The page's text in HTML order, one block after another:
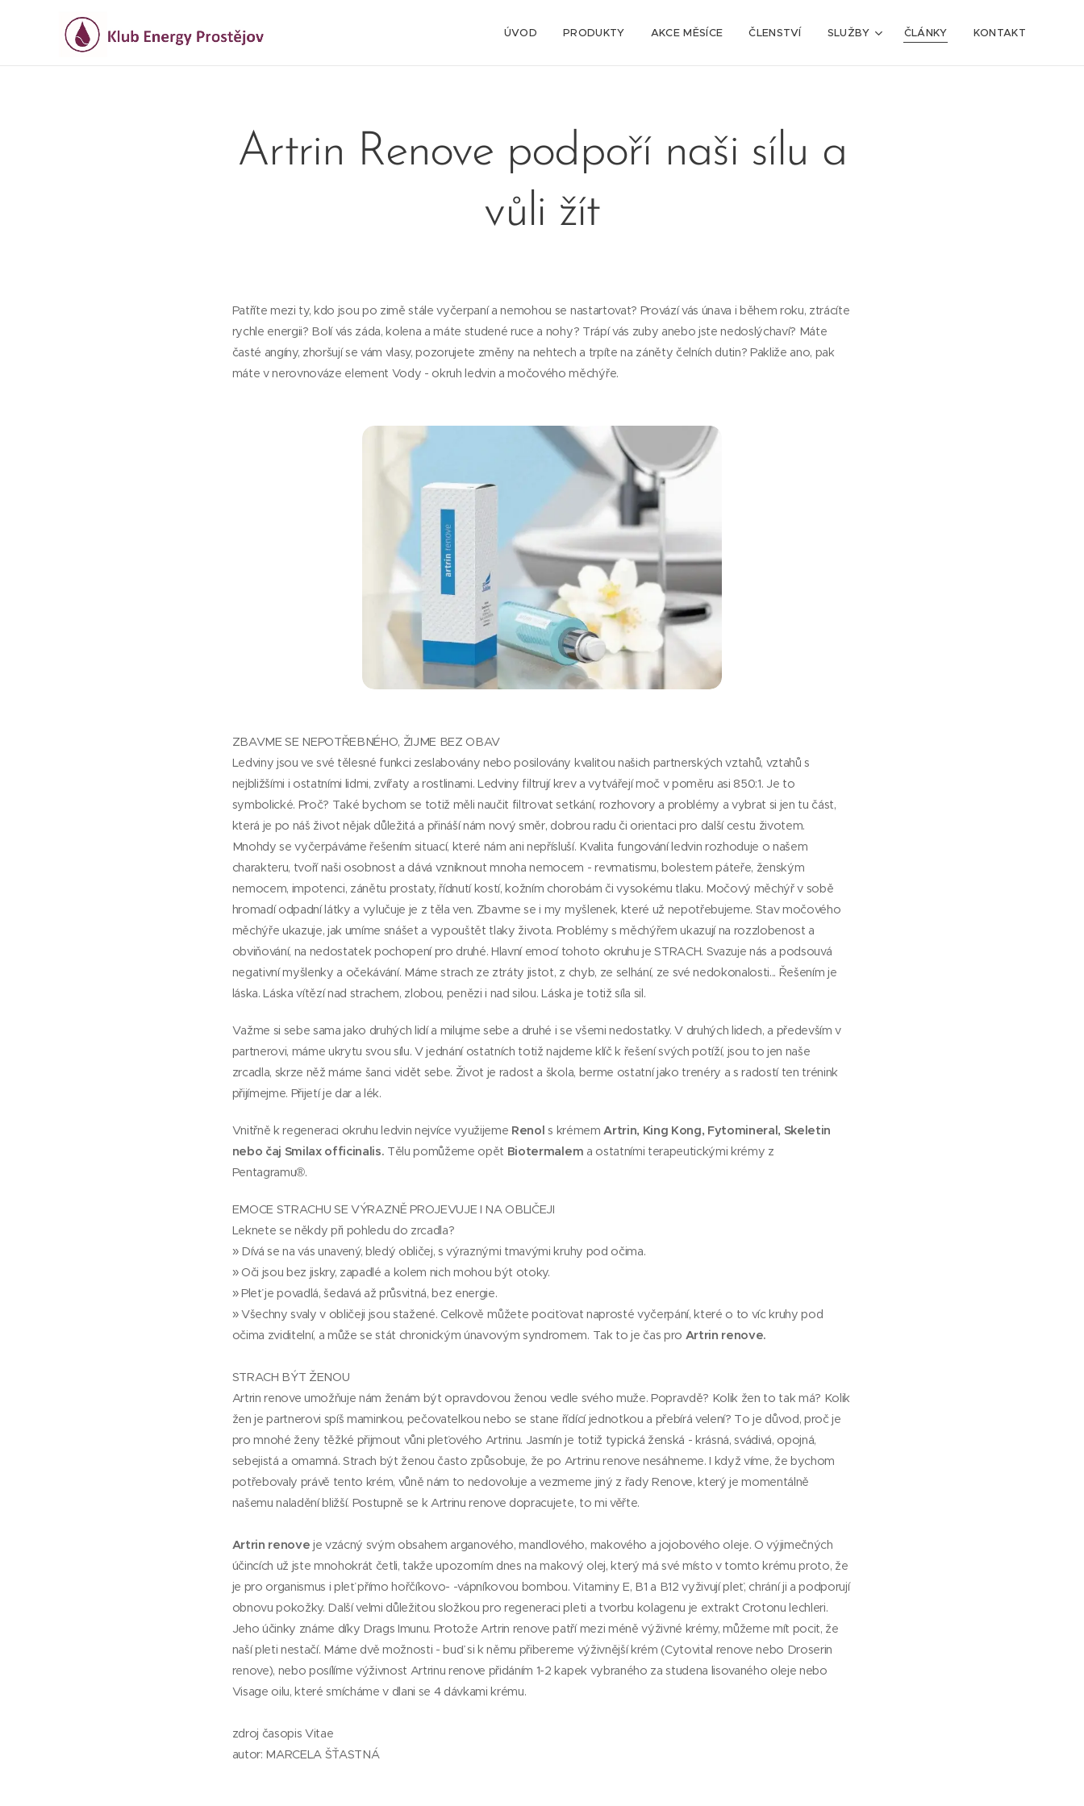
ÚVOD PRODUKTY AKCE MĚSÍCE ČLENSTVÍ SLUŽBY ČLÁNKY KONTAKT
Artrin Renove podpoří naši sílu a
vůli žít
Patříte mezi ty, kdo jsou po zimě stále vyčerpaní a nemohou se nastartovat? Provází vás únava i během roku, ztrácíte
rychle energii? Bolí vás záda, kolena a máte studené ruce a nohy? Trápí vás zuby anebo jste nedoslýchaví? Máte
časté angíny, zhoršují se vám vlasy, pozorujete změny na nehtech a trpíte na záněty čelních dutin? Pakliže ano, pak
máte v nerovnováze element Vody - okruh ledvin a močového měchýře.
ZBAVME SE NEPOTŘEBNÉHO, ŽIJME BEZ OBAV
Ledviny jsou ve své tělesné funkci zeslabovány nebo posilovány kvalitou našich partnerských vztahů, vztahů s
nejbližšími i ostatními lidmi, zvířaty a rostlinami. Ledviny filtrují krev a vytvářejí moč v poměru asi 850:1. Je to
symbolické. Proč? Také bychom se totiž měli naučit filtrovat setkání, rozhovory a problémy a vybrat si jen tu část,
která je po náš život nějak důležitá a přináší nám nový směr, dobrou radu či orientaci pro další cestu životem.
Mnohdy se vyčerpáváme řešením situací, které nám ani nepřísluší. Kvalita fungování ledvin rozhoduje o našem
charakteru, tvoří naši osobnost a dává vzniknout mnoha nemocem - revmatismu, bolestem páteře, ženským
nemocem, impotenci, zánětu prostaty, řídnutí kostí, kožním chorobám či vysokému tlaku. Močový měchýř v sobě
hromadí odpadní látky a vylučuje je z těla ven. Zbavme se i my myšlenek, které už nepotřebujeme. Stav močového
měchýře ukazuje, jak umíme snášet a vypouštět tlaky života. Problémy s měchýřem ukazují na rozzlobenost a
obviňování, na nedostatek pochopení pro druhé. Hlavní emocí tohoto okruhu je STRACH. Svazuje nás a podsouvá
negativní myšlenky a očekávání. Máme strach ze ztráty jistot, z chyb, ze selhání, ze své nedokonalosti... Řešením je
láska. Láska vítězí nad strachem, zlobou, penězi i nad silou. Láska je totiž síla sil.
Važme si sebe sama jako druhých lidí a milujme sebe a druhé i se všemi nedostatky. V druhých lidech, a především v
partnerovi, máme ukrytu svou sílu. V jednání ostatních totiž najdeme klíč k řešení svých potíží, jsou to jen naše
zrcadla, skrze něž máme šanci vidět sebe. Život je radost a škola, berme ostatní jako trenéry a s radostí ten trénink
přijímejme. Přijetí je dar a lék.
Vnitřně k regeneraci okruhu ledvin nejvíce využijeme Renol s krémemArtrin, King Kong, Fytomineral, Skeletin
nebo čaj Smilax officinalis. Tělu pomůžeme opět Biotermalem a ostatními terapeutickými krémy z
Pentagramu®.
EMOCE STRACHU SE VÝRAZNĚ PROJEVUJE I NA OBLIČEJI
Leknete se někdy při pohledu do zrcadla?
» Dívá se na vás unavený, bledý obličej, s výraznými tmavými kruhy pod očima.
» Oči jsou bez jiskry, zapadlé a kolem nich mohou být otoky.
» Pleť je povadlá, šedavá až průsvitná, bez energie.
» Všechny svaly v obličeji jsou stažené. Celkově můžete pociťovat naprosté vyčerpání, které o to víc kruhy pod
očima zviditelní, a může se stát chronickým únavovým syndromem. Tak to je čas pro Artrin renove.
STRACH BÝT ŽENOU
Artrin renove umožňuje nám ženám být opravdovou ženou vedle svého muže. Popravdě? Kolik žen to tak má? Kolik
žen je partnerovi spíš maminkou, pečovatelkou nebo se stane řídící jednotkou a přebírá velení? To je důvod, proč je
pro mnohé ženy těžké přijmout vůni pleťového Artrinu. Jasmín je totiž typická ženská - krásná, svádivá, opojná,
sebejistá a omamná. Strach být ženou často způsobuje, že po Artrinu renove nesáhneme. I když víme, že bychom
potřebovaly právě tento krém, vůně nám to nedovoluje a vezmeme jiný z řady Renove, který je momentálně
našemu naladění bližší. Postupně se k Artrinu renove dopracujete, to mi věřte.
Artrin renove je vzácný svým obsahem arganového, mandlového, makového a jojobového oleje. O výjimečných
účincích už jste mnohokrát četli, takže upozorním dnes na makový olej, který má své místo v tomto krému proto, že
je pro organismus i pleť přímo hořčíkovo- -vápníkovou bombou. Vitaminy E, B1 a B12 vyživují pleť, chrání ji a podporují
obnovu pokožky. Další velmi důležitou složkou pro regeneraci pleti a tvorbu kolagenu je extrakt Crotonu lechleri.
Jeho účinky známe díky Drags Imunu. Protože Artrin renove patří mezi méně výživné krémy, můžeme mít pocit, že
naší pleti nestačí. Máme dvě možnosti - buď si k němu přibereme výživnější krém (Cytovital renove nebo Droserin
renove), nebo posílíme výživnost Artrinu renove přidáním 1-2 kapek vybraného za studena lisovaného oleje nebo
Visage oilu, které smícháme v dlani se 4 dávkami krému.
zdroj časopis Vitae
autor: MARCELA ŠŤASTNÁ